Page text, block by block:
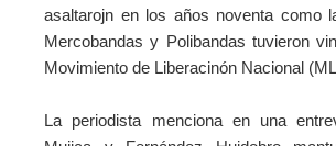
asaltarojn en los años noventa como
Mercobandas y Polibandas tuvieron
Movimiento de Liberacinón Nacional
La periodista menciona en una